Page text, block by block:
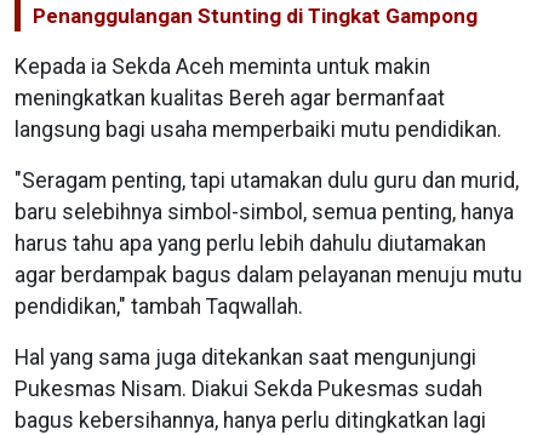
Penanggulangan Stunting di Tingkat Gampong
Kepada ia Sekda Aceh meminta untuk makin
meningkatkan kualitas Bereh agar bermanfaat
langsung bagi usaha memperbaiki mutu pendidikan.
"Seragam penting, tapi utamakan dulu guru dan murid,
baru selebihnya simbol-simbol, semua penting, hanya
harus tahu apa yang perlu lebih dahulu diutamakan
agar berdampak bagus dalam pelayanan menuju mutu
pendidikan," tambah Taqwallah.
Hal yang sama juga ditekankan saat mengunjungi
Pukesmas Nisam. Diakui Sekda Pukesmas sudah
bagus kebersihannya, hanya perlu ditingkatkan lagi